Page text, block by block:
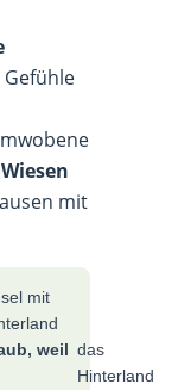
mit
mit
weil das
Hinterland